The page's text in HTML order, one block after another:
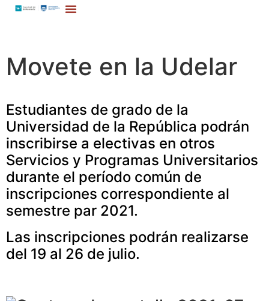
Movete en la Udelar
Estudiantes de grado de la
Universidad de la República podrán
inscribirse a electivas en otros
Servicios y Programas Universitarios
durante el período común de
inscripciones correspondiente al
semestre par 2021.
Las inscripciones podrán realizarse
del 19 al 26 de julio.